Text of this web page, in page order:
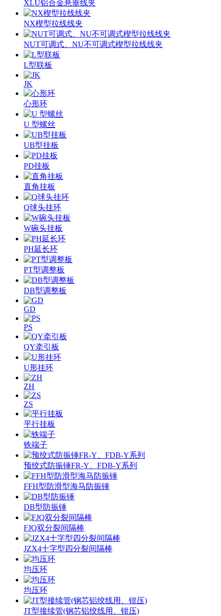
XLU铝合金悬垂线夹
NX楔型拉线线夹
NUT可调式、NU不可调式楔型拉线线夹
L型联板
JK
心形环
U 型螺丝
UB型挂板
PD挂板
直角挂板
Q球头挂环
W碗头挂板
PH延长环
PT型调整板
DB型调整板
GD
PS
QY牵引板
U形挂环
ZH
ZS
平行挂板
铁端子
预绞式防振锤FR-Y、FDB-Y系列
FFH型防滑型海马防振锤
DB型防振锤
FJQ双分裂间隔棒
JZX4十字型四分裂间隔棒
均压环
均压环
JT型接续管(钢芯铝绞线用、钳压)